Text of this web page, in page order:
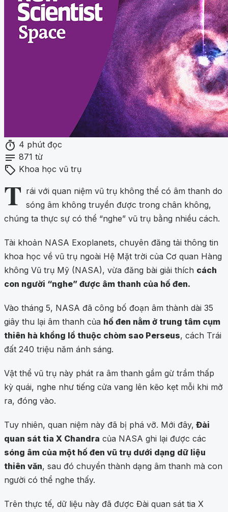
timer 4 phút đọc
notes 871 từ
sell Khoa học vũ trụ
T rái với quan niệm vũ trụ không thể có âm thanh do
sóng âm không truyền được trong chân không,
chúng ta thực sự có thể “nghe” vũ trụ bằng nhiều cách.
Tài khoản NASA Exoplanets, chuyên đăng tải thông tin
khoa học về vũ trụ ngoài Hệ Mặt trời của Cơ quan Hàng
không Vũ trụ Mỹ (NASA), vừa đăng bài giải thích cách
con người “nghe” được âm thanh của hố đen.
Vào tháng 5, NASA đã công bố đoạn âm thành dài 35
giây thu lại âm thanh của hố đen nằm ở trung tâm cụm
thiên hà khổng lồ thuộc chòm sao Perseus, cách Trái
đất 240 triệu năm ánh sáng.
Vật thể vũ trụ này phát ra âm thanh gầm gừ trầm thấp
kỳ quái, nghe như tiếng cửa vang lên kẽo kẹt mỗi khi mở
ra, đóng vào.
Tuy nhiên, quan niệm này đã bị phá vỡ. Mới đây, Đài
quan sát tia X Chandra của NASA ghi lại được các
sóng âm của một hố đen vũ trụ dưới dạng dữ liệu
thiên văn, sau đó chuyển thành dạng âm thanh mà con
người có thể nghe thấy.
Trên thực tế, dữ liệu này đã được Đài quan sát tia X